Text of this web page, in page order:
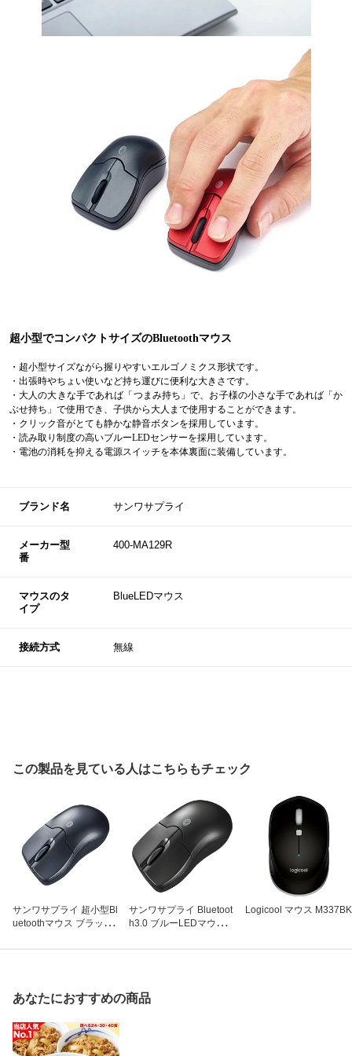
超小型でコンパクトサイズのBluetoothマウス
・超小型サイズながら握りやすいエルゴノミクス形状です。
・出張時やちょい使いなど持ち運びに便利な大きさです。
・大人の大きな手であれば「つまみ持ち」で、お子様の小さな手であれば「か
ぶせ持ち」で使用でき、子供から大人まで使用することができます。
・クリック音がとても静かな静音ボタンを採用しています。
・読み取り制度の高いブルーLEDセンサーを採用しています。
・電池の消耗を抑える電源スイッチを本体裏面に装備しています。
ブランド名 サンワサプライ
メーカー型
番
400-MA129R
マウスのタ
イプ
BlueLEDマウス
接続方式 無線
この製品を見ている人はこちらもチェック
サンワサプライ 超小型Bl
uetoothマウス ブラック
サンワサプライ Bluetoot
h3.0 ブルーLEDマウス
Logicool マウス M337BK
あなたにおすすめの商品